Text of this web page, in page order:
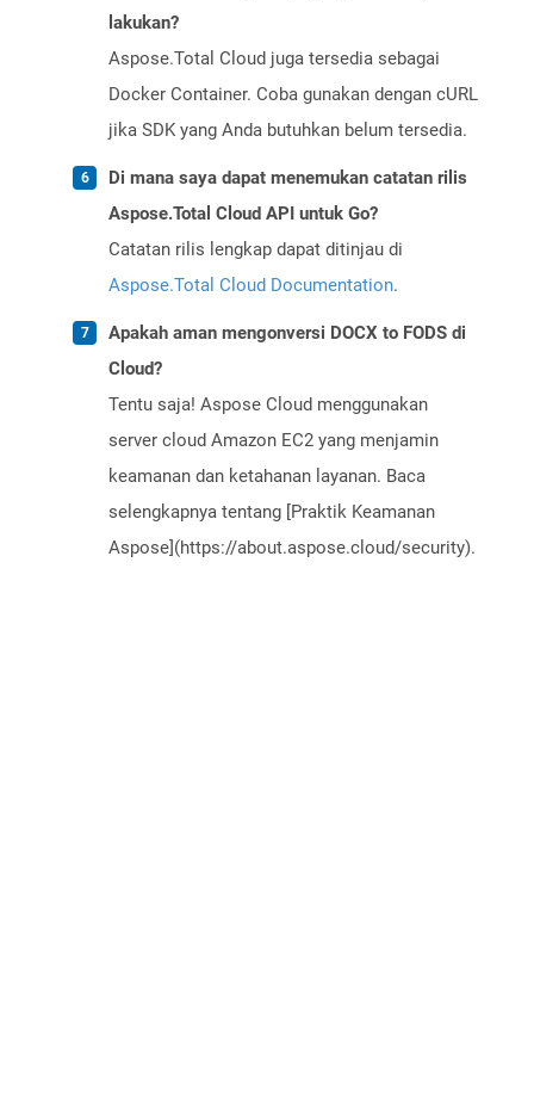
lakukan?
Aspose.Total Cloud juga tersedia sebagai
Docker Container. Coba gunakan dengan cURL
jika SDK yang Anda butuhkan belum tersedia.
Di mana saya dapat menemukan catatan rilis
Aspose.Total Cloud API untuk Go?
Catatan rilis lengkap dapat ditinjau di
Aspose.Total Cloud Documentation.
Apakah aman mengonversi DOCX to FODS di
Cloud?
Tentu saja! Aspose Cloud menggunakan
server cloud Amazon EC2 yang menjamin
keamanan dan ketahanan layanan. Baca
selengkapnya tentang [Praktik Keamanan
Aspose](https://about.aspose.cloud/security).